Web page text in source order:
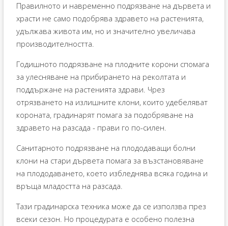
Правилното и навременно подрязване на дървета и
храсти не само подобрява здравето на растенията,
удължава живота им, но и значително увеличава
производителността.
Годишното подрязване на плодните корони спомага
за улесняване на прибирането на реколтата и
поддържане на растенията здрави. Чрез
отрязването на излишните клони, които удебеляват
короната, градинарят помага за подобряване на
здравето на разсада - прави го по-силен.
Санитарното подрязване на плододаващи болни
клони на стари дървета помага за възстановяване
на плододаването, което избледнява всяка година и
връща младостта на разсада.
Тази градинарска техника може да се използва през
всеки сезон. Но процедурата е особено полезна